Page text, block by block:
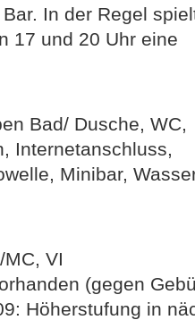
In der Regel
17 und 20 Uhr eine
Bad/ Dusche, WC,
Internetanschluss,
Minibar,
VI
(gegen
Höherstufung in